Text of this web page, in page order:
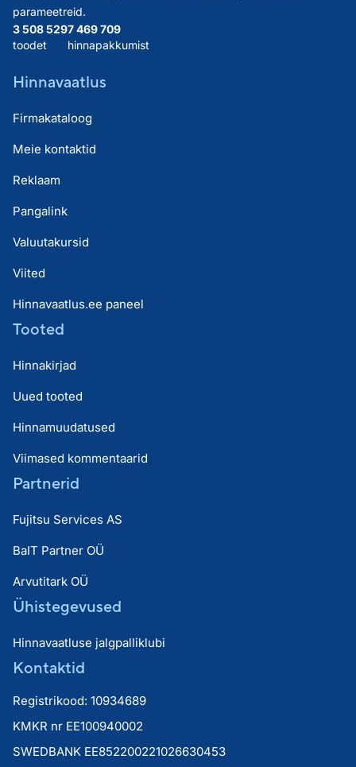
parameetreid.
3 508 529
toodet
7 469 709
hinnapakkumist
Hinnavaatlus
Firmakataloog
Meie kontaktid
Reklaam
Pangalink
Valuutakursid
Viited
Hinnavaatlus.ee paneel
Tooted
Hinnakirjad
Uued tooted
Hinnamuudatused
Viimased kommentaarid
Partnerid
Fujitsu Services AS
BaIT Partner OÜ
Arvutitark OÜ
Ühistegevused
Hinnavaatluse jalgpalliklubi
Kontaktid
Registrikood: 10934689
KMKR nr EE100940002
SWEDBANK EE852200221026630453